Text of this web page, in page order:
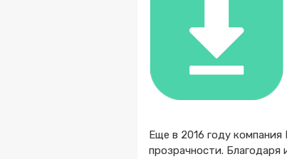
Еще в 2016 году
прозрачности. Благодаря